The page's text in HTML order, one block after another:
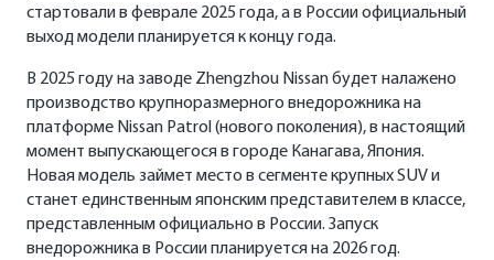
стартовали в феврале 2025 года, а в России официальный
выход модели планируется к концу года.
В 2025 году на заводе Zhengzhou Nissan будет налажено
производство крупноразмерного внедорожника на
платформе Nissan Patrol (нового поколения), в настоящий
момент выпускающегося в городе Канагава, Япония.
Новая модель займет место в сегменте крупных SUV и
станет единственным японским представителем в классе,
представленным официально в России. Запуск
внедорожника в России планируется на 2026 год.